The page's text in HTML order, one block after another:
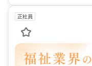
正社員